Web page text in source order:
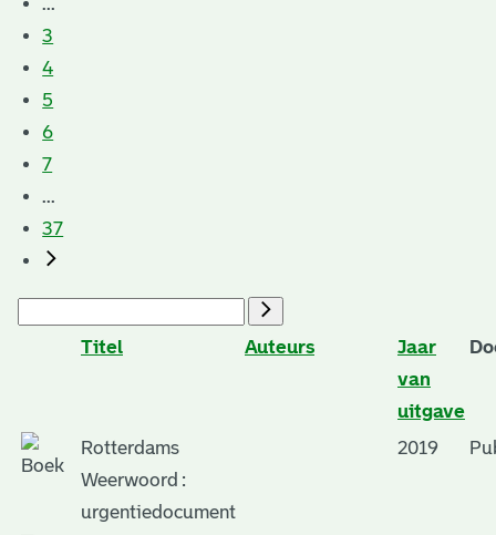
3
4
5
6
7
...
37
Titel Auteurs
Jaar
van
uitgave
Rotterdams
Weerwoord :
urgentiedocument
2019